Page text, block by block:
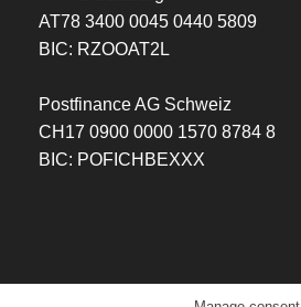
AT78 3400 0045 0440 5809
BIC: RZOOAT2L
Postfinance AG Schweiz
CH17 0900 0000 1570 8784 8
BIC: POFICHBEXXX